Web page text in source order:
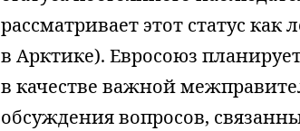
рассматривает этот статус
в Арктике). Евросоюз
в качестве важной
обсуждения вопросов,